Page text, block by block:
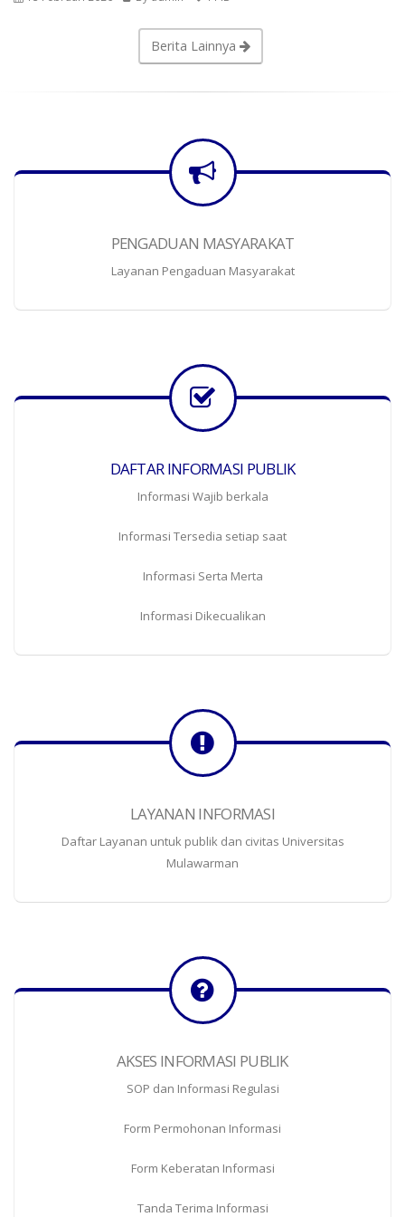
Berita Lainnya
PENGADUAN MASYARAKAT
Layanan Pengaduan Masyarakat
DAFTAR INFORMASI PUBLIK
Informasi Wajib berkala
Informasi Tersedia setiap saat
Informasi Serta Merta
Informasi Dikecualikan
LAYANAN INFORMASI
Daftar Layanan untuk publik dan civitas Universitas
Mulawarman
AKSES INFORMASI PUBLIK
SOP dan Informasi Regulasi
Form Permohonan Informasi
Form Keberatan Informasi
Tanda Terima Informasi